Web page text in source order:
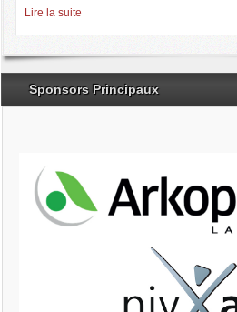
Lire la suite
Sponsors Principaux